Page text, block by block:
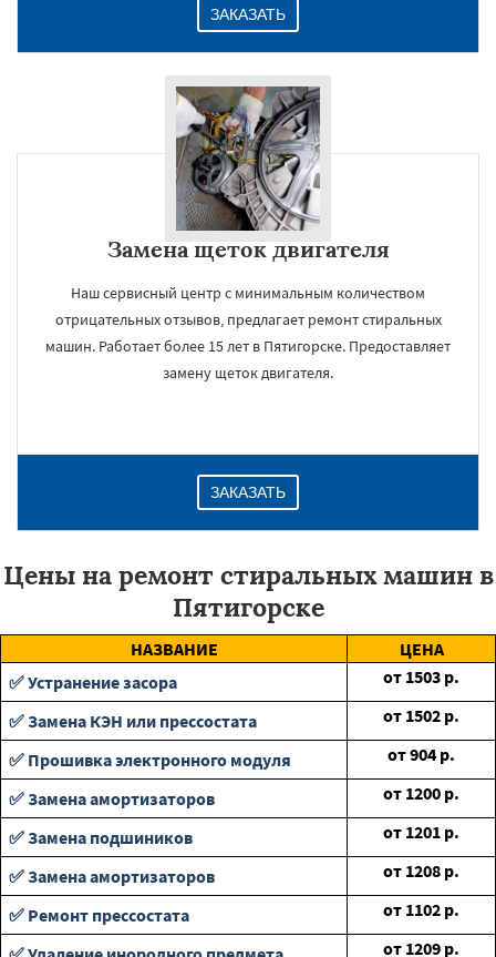
ЗАКАЗАТЬ
Замена щеток двигателя
Наш сервисный центр с минимальным количеством
отрицательных отзывов, предлагает ремонт стиральных
машин. Работает более 15 лет в Пятигорске. Предоставляет
замену щеток двигателя.
ЗАКАЗАТЬ
Цены на ремонт стиральных машин в
Пятигорске
НАЗВАНИЕ
ЦЕНА
✅ Устранение засора
от 1503 р.
✅ Замена КЭН или прессостата
от 1502 р.
✅ Прошивка электронного модуля
от904 р.
✅ Замена амортизаторов
от 1200 р.
✅ Замена подшиников
от 1201 р.
✅ Замена амортизаторов
от 1208 р.
✅ Ремонт прессостата
от 1102 р.
от 1209 р.